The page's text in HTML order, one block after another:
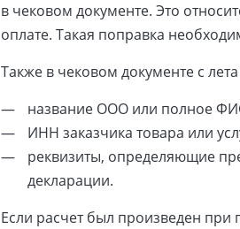
в чековом документе. Это
оплате. Такая поправка
Также в чековом документе с
название ООО или полное
ИНН заказчика товара или
реквизиты, определяющие
декларации.
Если расчет был произведен